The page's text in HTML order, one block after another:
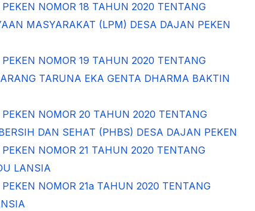
NOMOR 18 TAHUN 2020 TENTANG
MASYARAKAT (LPM) DESA DAJAN PEKEN
NOMOR 19 TAHUN 2020 TENTANG
TARUNA EKA GENTA DHARMA BAKTIN
NOMOR 20 TAHUN 2020 TENTANG
DAN SEHAT (PHBS) DESA DAJAN PEKEN
NOMOR 21 TAHUN 2020 TENTANG
LANSIA
NOMOR 21a TAHUN 2020 TENTANG